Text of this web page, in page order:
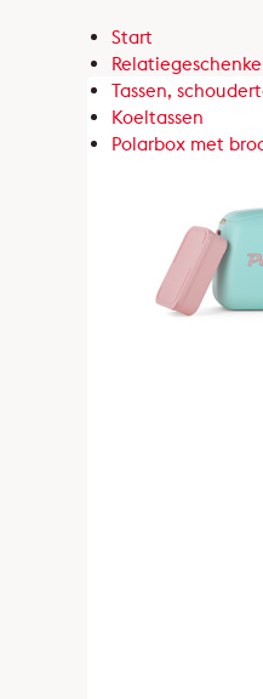
Start
Tassen,
Koeltassen
Polarbox met